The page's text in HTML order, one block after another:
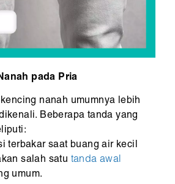
pada Pria
nanah umumnya lebih
Beberapa tanda yang
terbakar saat buang air kecil
salah satu tanda awal
umum.